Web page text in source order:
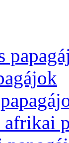
afrikai